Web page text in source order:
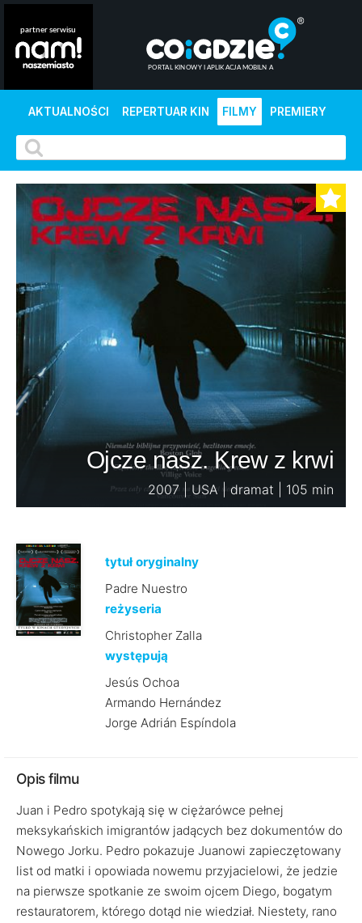
AKTUALNOŚCI REPERTUAR KIN FILMY PREMIERY
Ojcze nasz. Krew z krwi
2007 | USA | dramat | 105 min
tytuł oryginalny
Padre Nuestro
reżyseria
Christopher Zalla
występują
Jesús Ochoa
Armando Hernández
Jorge Adrián Espíndola
Opis filmu
Juan i Pedro spotykają się w ciężarówce pełnej
meksykańskich imigrantów jadących bez dokumentów do
Nowego Jorku. Pedro pokazuje Juanowi zapieczętowany
list od matki i opowiada nowemu przyjacielowi, że jedzie
na pierwsze spotkanie ze swoim ojcem Diego, bogatym
restauratorem, którego dotąd nie wiedział. Niestety, rano